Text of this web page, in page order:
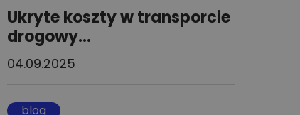
Ukryte koszty w transporcie
drogowy...
04.09.2025
blog